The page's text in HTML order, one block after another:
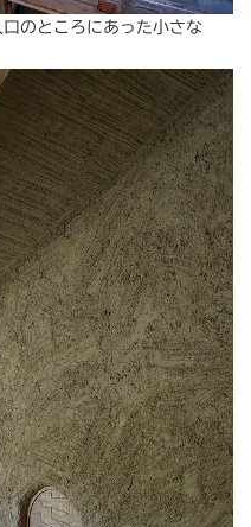
のところにあった小さな